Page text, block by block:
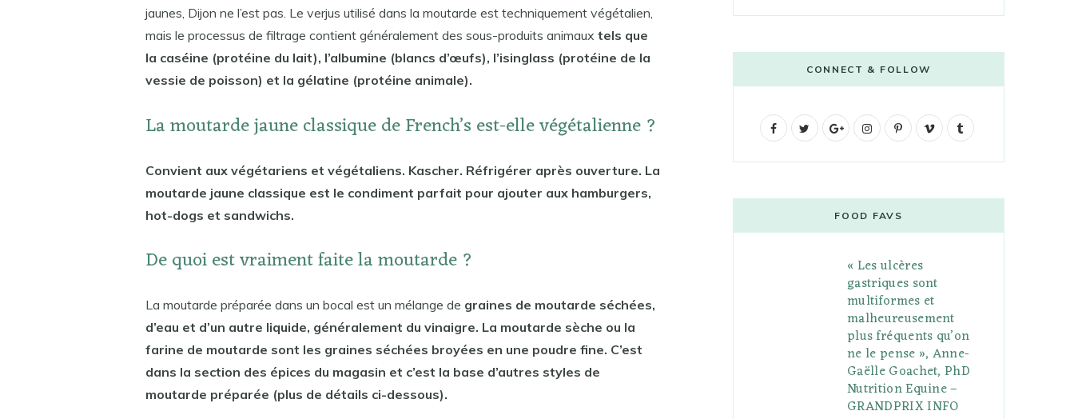
jaunes, Dijon ne l’est pas. Le verjus utilisé dans la moutarde est techniquement végétalien,
mais le processus de filtrage contient généralement des sous-produits animaux tels que
la caséine (protéine du lait), l’albumine (blancs d’œufs), l’isinglass (protéine de la
vessie de poisson) et la gélatine (protéine animale).
La moutarde jaune classique de French’s est-elle végétalienne ?
Convient aux végétariens et végétaliens. Kascher. Réfrigérer après ouverture. La
moutarde jaune classique est le condiment parfait pour ajouter aux hamburgers,
hot-dogs et sandwichs.
De quoi est vraiment faite la moutarde ?
La moutarde préparée dans un bocal est un mélange de graines de moutarde séchées,
d’eau et d’un autre liquide, généralement du vinaigre. La moutarde sèche ou la
farine de moutarde sont les graines séchées broyées en une poudre fine. C’est
dans la section des épices du magasin et c’est la base d’autres styles de
moutarde préparée (plus de détails ci-dessous).
CONNECT & FOLLOW
F
b
t
G
g
l
e
P
u
s
I
t
a
g
r
a
P
e
r
e
s
V
o
l
FOOD FAVS
« Les ulcères
gastriques sont
multiformes et
malheureusement
plus fréquents qu’on
ne le pense », Anne-
Gaëlle Goachet, PhD
Nutrition Equine –
GRANDPRIX INFO